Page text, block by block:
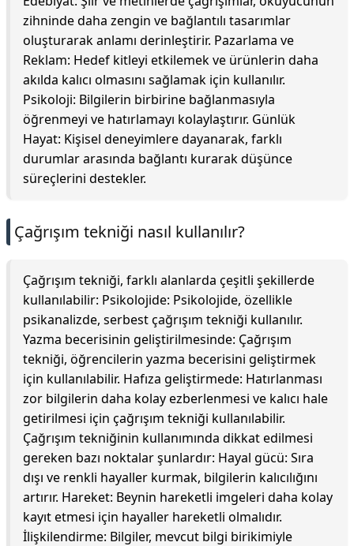
zihninde daha zengin ve bağlantılı tasarımlar
oluşturarak anlamı derinleştirir. Pazarlama ve
Reklam: Hedef kitleyi etkilemek ve ürünlerin daha
akılda kalıcı olmasını sağlamak için kullanılır.
Psikoloji: Bilgilerin birbirine bağlanmasıyla
öğrenmeyi ve hatırlamayı kolaylaştırır. Günlük
Hayat: Kişisel deneyimlere dayanarak, farklı
durumlar arasında bağlantı kurarak düşünce
süreçlerini destekler.
Çağrışım tekniği nasıl kullanılır?
Çağrışım tekniği, farklı alanlarda çeşitli şekillerde
kullanılabilir: Psikolojide: Psikolojide, özellikle
psikanalizde, serbest çağrışım tekniği kullanılır.
Yazma becerisinin geliştirilmesinde: Çağrışım
tekniği, öğrencilerin yazma becerisini geliştirmek
için kullanılabilir. Hafıza geliştirmede: Hatırlanması
zor bilgilerin daha kolay ezberlenmesi ve kalıcı hale
getirilmesi için çağrışım tekniği kullanılabilir.
Çağrışım tekniğinin kullanımında dikkat edilmesi
gereken bazı noktalar şunlardır: Hayal gücü: Sıra
dışı ve renkli hayaller kurmak, bilgilerin kalıcılığını
artırır. Hareket: Beynin hareketli imgeleri daha kolay
kayıt etmesi için hayaller hareketli olmalıdır.
İlişkilendirme: Bilgiler, mevcut bilgi birikimiyle